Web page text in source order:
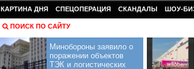
КАРТИНА ДНЯ СПЕЦОПЕРАЦИЯ СКАНДАЛЫ ШОУ-
ПОИСК ПО САЙТУ
Минобороны заявило о
поражении объектов
ТЭК и логистических